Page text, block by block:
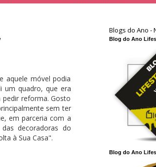
aquele móvel podia
um quadro, que era
reforma. Gosto
sem ter
em parceria com a
decoradoras do
à Sua Casa".
Blogs do Ano -
Blog do Ano
Blog do Ano